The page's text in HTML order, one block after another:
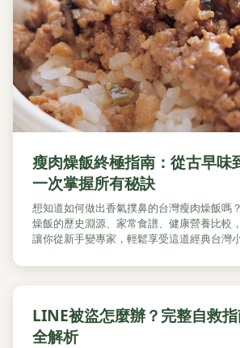
瘦肉燥飯終極指南：從古早味
一次掌握所有秘訣
想知道如何做出香氣撲鼻的台灣瘦肉燥飯嗎
燥飯的歷史淵源、家常食譜、健康營養比較
讓你從新手變專家，輕鬆享受這道經典台灣小
LINE被盜怎麼辦？完整自救
全解析